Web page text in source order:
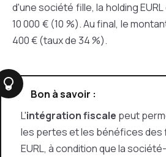
d'une société fille, la holding
10 000 € (10 %). Au final, le
400 € (taux de 34 %).
Bon à savoir :
L'intégration fiscale peut
les pertes et les bénéfices des
EURL, à condition que la